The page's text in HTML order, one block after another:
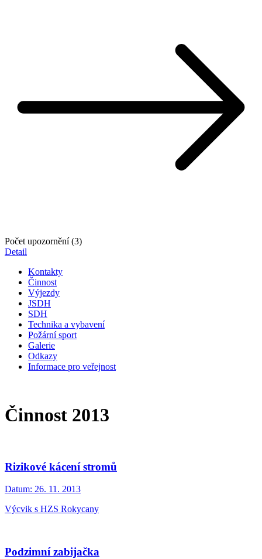
Počet upozornění (3)
Detail
Kontakty
Činnost
Výjezdy
JSDH
SDH
Technika a vybavení
Požární sport
Galerie
Odkazy
Informace pro veřejnost
Činnost 2013
Rizikové kácení stromů
Datum: 26. 11. 2013
Výcvik s HZS Rokycany
Podzimní zabijačka